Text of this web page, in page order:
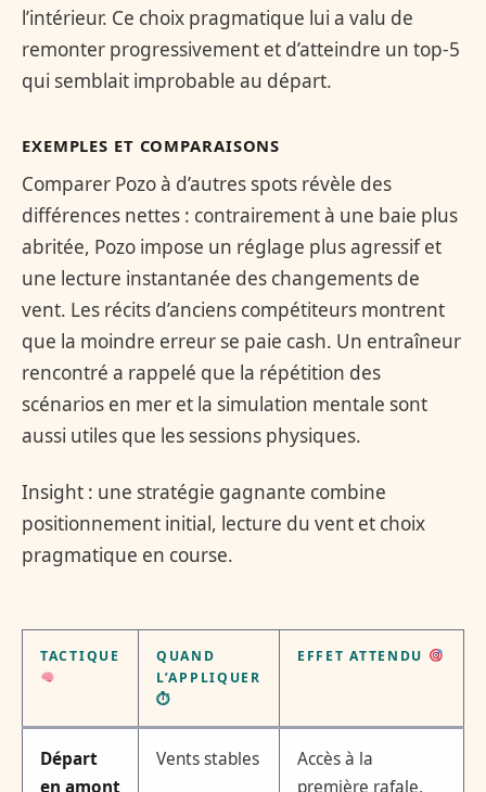
l’intérieur. Ce choix pragmatique lui a valu de
remonter progressivement et d’atteindre un top-5
qui semblait improbable au départ.
EXEMPLES ET COMPARAISONS
Comparer Pozo à d’autres spots révèle des
différences nettes : contrairement à une baie plus
abritée, Pozo impose un réglage plus agressif et
une lecture instantanée des changements de
vent. Les récits d’anciens compétiteurs montrent
que la moindre erreur se paie cash. Un entraîneur
rencontré a rappelé que la répétition des
scénarios en mer et la simulation mentale sont
aussi utiles que les sessions physiques.
Insight : une stratégie gagnante combine
positionnement initial, lecture du vent et choix
pragmatique en course.
TACTIQUE
QUAND
L’APPLIQUER
⏱
EFFET ATTENDU
Départ
en amont
Vents stables
Accès à la
première rafale,